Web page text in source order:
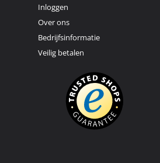
Inloggen
Over ons
Bedrijfsinformatie
Veilig betalen